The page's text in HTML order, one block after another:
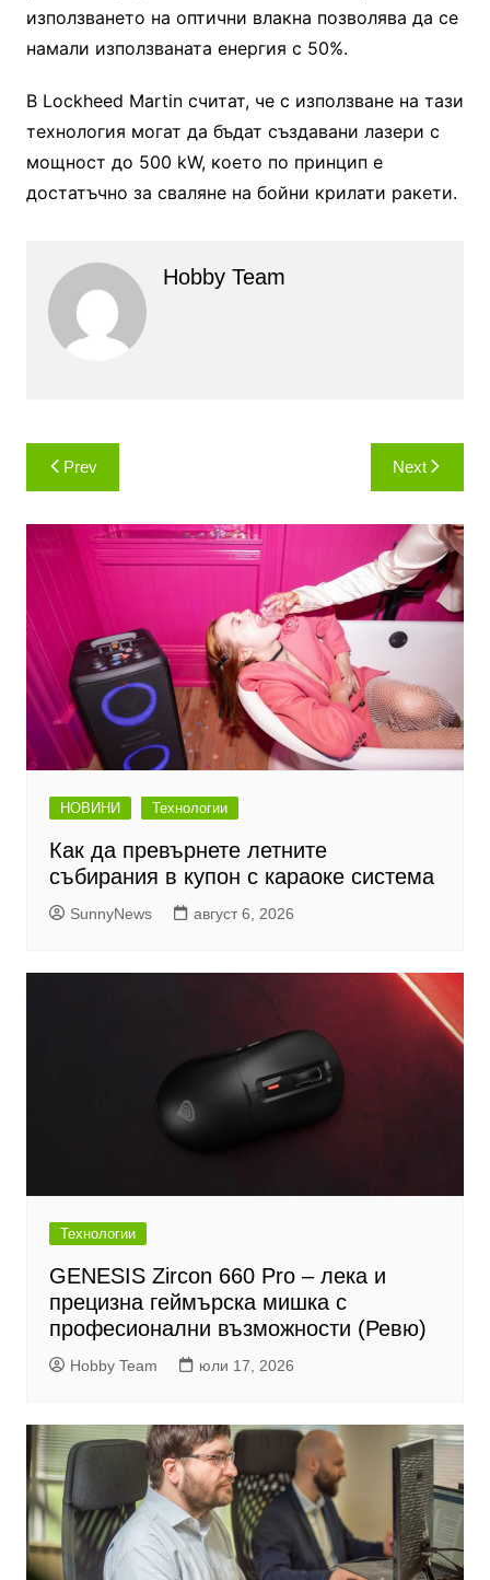
използването на оптични влакна позволява да се
намали използваната енергия с 50%.
В Lockheed Martin считат, че с използване на тази
технология могат да бъдат създавани лазери с
мощност до 500 kW, което по принцип е
достатъчно за сваляне на бойни крилати ракети.
Hobby Team
Навигация
Prev Next
НОВИНИ Технологии
Как да превърнете летните
събирания в купон с караоке система
SunnyNews август 6, 2026
Технологии
GENESIS Zircon 660 Pro – лека и
прецизна геймърска мишка с
професионални възможности (Ревю)
Hobby Team юли 17, 2026